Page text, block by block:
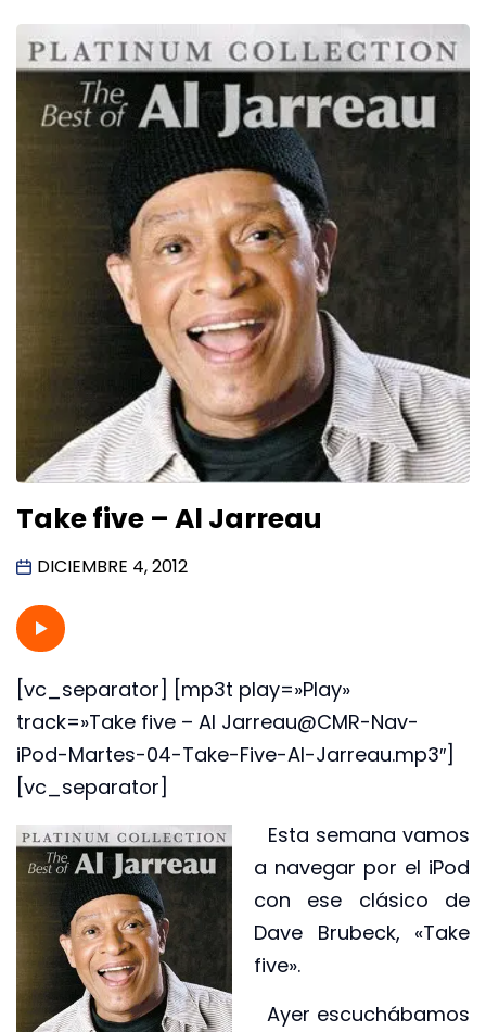
Take five – Al Jarreau
DICIEMBRE 4, 2012
[vc_separator] [mp3t play=»Play»
track=»Take five – Al Jarreau@CMR-Nav-
iPod-Martes-04-Take-Five-Al-Jarreau.mp3″]
[vc_separator]
Esta semana vamos
a navegar por el iPod
con ese clásico de
Dave Brubeck, «Take
five».
Ayer escuchábamos